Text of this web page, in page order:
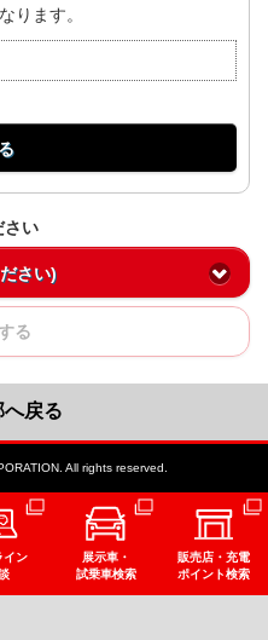
ります。
さい
さい)
る
戻る
All rights reserved.
イン
展示車・
試乗車検索
販売店・充電
ポイント検索